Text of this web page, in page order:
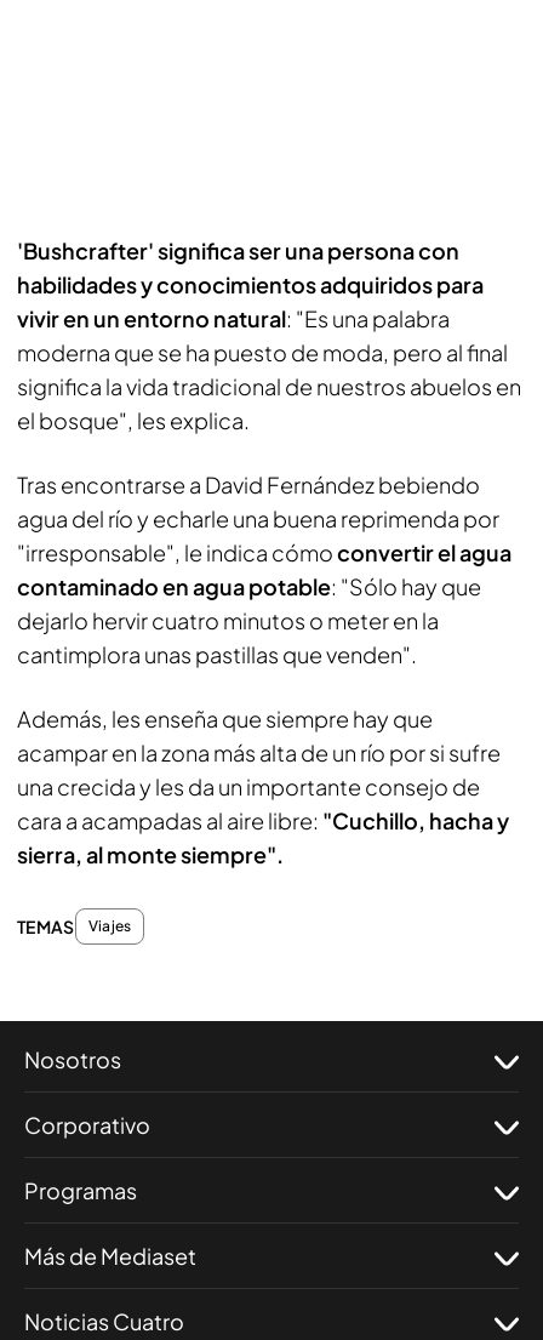
'Bushcrafter' significa ser una persona con
habilidades y conocimientos adquiridos para
vivir en un entorno natural: "Es una palabra
moderna que se ha puesto de moda, pero al final
significa la vida tradicional de nuestros abuelos en
el bosque", les explica.
Tras encontrarse a David Fernández bebiendo
agua del río y echarle una buena reprimenda por
"irresponsable", le indica cómoconvertir el agua
contaminado en agua potable: "Sólo hay que
dejarlo hervir cuatro minutos o meter en la
cantimplora unas pastillas que venden".
Además, les enseña que siempre hay que
acampar en la zona más alta de un río por si sufre
una crecida y les da un importante consejo de
cara a acampadas al aire libre: "Cuchillo, hacha y
sierra, al monte siempre".
TEMAS Viajes
Nosotros
Corporativo
Programas
Más de Mediaset
Noticias Cuatro